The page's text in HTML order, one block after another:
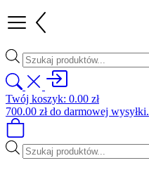
Wyszukiwarka
produktów
Twój koszyk: 0.00 zł
700.00 złdo darmowej wysyłki.
Wyszukiwarka
produktów